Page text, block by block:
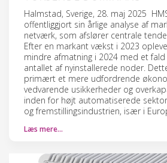
Halmstad, Sverige, 28. maj 2025
offentliggjort sin årlige analyse af
netværk, som afslører centrale
Efter en markant vækst i 2023
mindre afmatning i 2024 med et fald
antallet af nyinstallerede noder.
primært et mere udfordrende
vedvarende usikkerheder og
inden for højt automatiserede
og fremstillingsindustrien, især i
Læs mere…